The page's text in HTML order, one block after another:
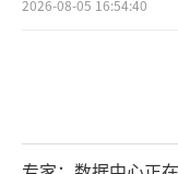
2026-08-05 16:54:40